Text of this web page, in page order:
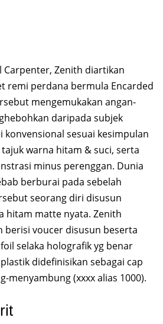
Carpenter, Zenith diartikan
remi perdana bermula Encarded
mengemukakan angan-
daripada subjek
konvensional sesuai kesimpulan
warna hitam & suci, serta
minus perenggan. Dunia
berburai pada sebelah
seorang diri disusun
hitam matte nyata. Zenith
berisi voucer disusun beserta
selaka holografik yg benar
didefinisikan sebagai cap
menyambung (xxxx alias 1000).